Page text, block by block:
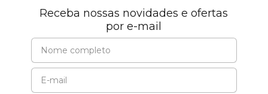
Receba nossas novidades e ofertas
por e-mail